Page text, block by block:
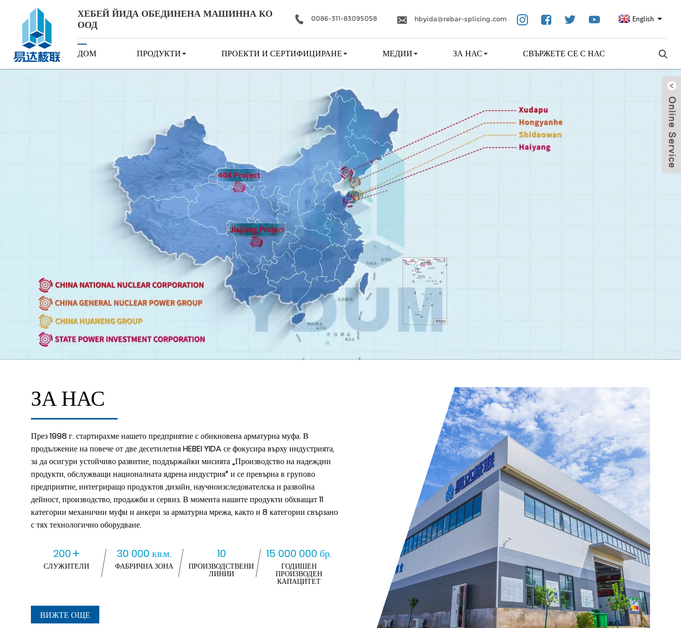
ХЕБЕЙ ЙИДА ОБЕДИНЕНА МАШИННА КО
ООД
0086-311-83095058 hbyida@rebar-splicing.com English
ДОМ ПРОДУКТИ ПРОЕКТИ И СЕРТИФИЦИРАНЕ МЕДИИ ЗА НАС СВЪРЖЕТЕ СЕ С НАС
ЗА НАС
През 1998 г. стартирахме нашето предприятие с обикновена арматурна муфа. В
продължение на повече от две десетилетия HEBEI YIDA се фокусира върху индустрията,
за да осигури устойчиво развитие, поддържайки мисията „Производство на надеждни
продукти, обслужващи националната ядрена индустрия“ и се превърна в групово
предприятие, интегриращо продуктов дизайн, научноизследователска и развойна
дейност, производство, продажби и сервиз. В момента нашите продукти обхващат 11
категории механични муфи и анкери за арматурна мрежа, както и 8 категории свързано
с тях технологично оборудване.
200+
СЛУЖИТЕЛИ
30 000 кв.м.
ФАБРИЧНА ЗОНА
10
ПРОИЗВОДСТВЕНИ
ЛИНИИ
15 000 000 бр.
ГОДИШЕН
ПРОИЗВОДЕН
КАПАЦИТЕТ
ВИЖТЕ ОЩЕ